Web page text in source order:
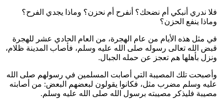
فلا ندري أنبكي أم نضحك؟ أنفرح أم نحزن؟ وماذا يجدي الفرح؟
وماذا ينفع الحزن؟
في مثل هذه الأيام من عام الهجرة، من العام الحادي عشر للهجرة
قبض الله تعالى رسوله صلى الله عليه وسلم، فأصاب المدينة ظلام،
ونزل بأهلها هم تعجز عن حمله الجبال.
وأصبحت تلك المصيبة التي أصابت المسلمين في رسولهم صلى الله
عليه وسلم مضرب مثل، فكانوا يقولون لبعضهم البعض: من أصابته
مصيبة فليذكر مصيبته برسول الله صلى الله عليه وسلم.